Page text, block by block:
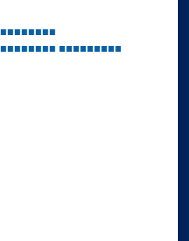
■■■■■■■■
■■■■■■■■ ■■■■■■■■■